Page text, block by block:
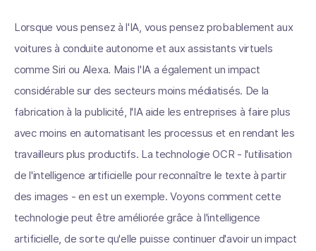
Lorsque vous pensez à l'IA, vous pensez probablement aux
voitures à conduite autonome et aux assistants virtuels
comme Siri ou Alexa. Mais l'IA a également un impact
considérable sur des secteurs moins médiatisés. De la
fabrication à la publicité, l'IA aide les entreprises à faire plus
avec moins en automatisant les processus et en rendant les
travailleurs plus productifs. La technologie OCR - l'utilisation
de l'intelligence artificielle pour reconnaître le texte à partir
des images - en est un exemple. Voyons comment cette
technologie peut être améliorée grâce à l'intelligence
artificielle, de sorte qu'elle puisse continuer d'avoir un impact